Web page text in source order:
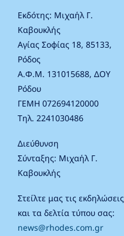
Εκδότης: Μιχαήλ Γ.
Καβουκλής
Αγίας Σοφίας 18, 85133,
Ρόδος
Α.Φ.Μ. 131015688, ΔΟΥ
Ρόδου
ΓΕΜΗ 072694120000
Τηλ. 2241030486
Διεύθυνση
Σύνταξης: Μιχαήλ Γ.
Καβουκλής
Στείλτε μας τις εκδηλώσεις
και τα δελτία τύπου σας:
news@rhodes.com.gr